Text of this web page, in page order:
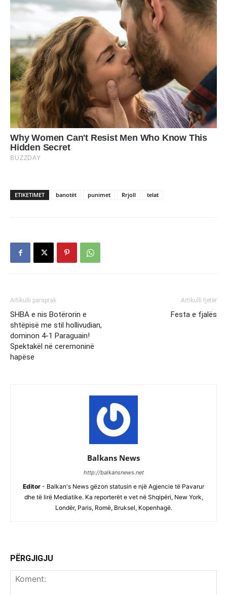
ETIKETIMET banotët punimet Rrjoll telat
Artikulli paraprak
SHBA e nis Botërorin e
shtëpisë me stil hollivudian,
dominon 4-1 Paraguain!
Spektakël në ceremoninë
hapëse
Artikulli tjetër
Festa e fjalës
Balkans News
http://balkansnews.net
Editor - Balkan's News gëzon statusin e një Agjencie të Pavarur
dhe të lirë Mediatike. Ka reporterët e vet në Shqipëri, New York,
Londër, Paris, Romë, Bruksel, Kopenhagë.
PËRGJIGJU